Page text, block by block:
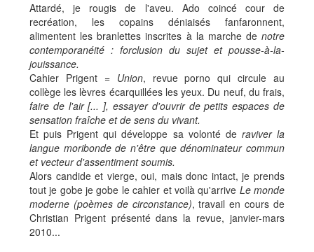
Attardé, je rougis de l'aveu. Ado coincé cour de
recréation, les copains déniaisés fanfaronnent,
alimentent les branlettes inscrites à la marche de notre
contemporanéité : forclusion du sujet et pousse-à-la-
jouissance.
Cahier Prigent = Union, revue porno qui circule au
collège les lèvres écarquillées les yeux. Du neuf, du frais,
faire de l'air [... ], essayer d'ouvrir de petits espaces de
sensation fraîche et de sens du vivant.
Et puis Prigent qui développe sa volonté de raviver la
langue moribonde de n'être que dénominateur commun
et vecteur d'assentiment soumis.
Alors candide et vierge, oui, mais donc intact, je prends
tout je gobe je gobe le cahier et voilà qu'arrive Le monde
moderne (poèmes de circonstance), travail en cours de
Christian Prigent présenté dans la revue, janvier-mars
2010...